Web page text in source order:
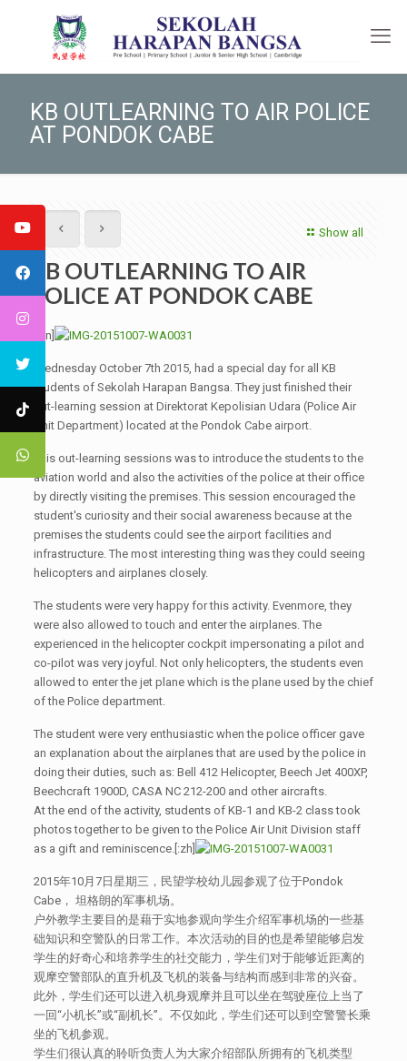
KB OUTLEARNING TO AIR POLICE
AT PONDOK CABE
Show all
KB OUTLEARNING TO AIR
POLICE AT PONDOK CABE
[:en]
Wednesday October 7th 2015, had a special day for all KB
students of Sekolah Harapan Bangsa. They just finished their
out-learning session at Direktorat Kepolisian Udara (Police Air
Unit Department) located at the Pondok Cabe airport.
This out-learning sessions was to introduce the students to the
aviation world and also the activities of the police at their office
by directly visiting the premises. This session encouraged the
student's curiosity and their social awareness because at the
premises the students could see the airport facilities and
infrastructure. The most interesting thing was they could seeing
helicopters and airplanes closely.
The students were very happy for this activity. Evenmore, they
were also allowed to touch and enter the airplanes. The
experienced in the helicopter cockpit impersonating a pilot and
co-pilot was very joyful. Not only helicopters, the students even
allowed to enter the jet plane which is the plane used by the chief
of the Police department.
The student were very enthusiastic when the police officer gave
an explanation about the airplanes that are used by the police in
doing their duties, such as: Bell 412 Helicopter, Beech Jet 400XP,
Beechcraft 1900D, CASA NC 212-200 and other aircrafts.
At the end of the activity, students of KB-1 and KB-2 class took
photos together to be given to the Police Air Unit Division staff
as a gift and reminiscence.[:zh]
2015年10月7日星期三，民望学校幼儿园参观了位于Pondok
Cabe， 坦格朗的军事机场。
户外教学主要目的是藉于实地参观向学生介绍军事机场的一些基
础知识和空警队的日常工作。本次活动的目的也是希望能够启发
学生的好奇心和培养学生的社交能力，学生们对于能够近距离的
观摩空警部队的直升机及飞机的装备与结构而感到非常的兴奋。
此外，学生们还可以进入机身观摩并且可以坐在驾驶座位上当了
一回“小机长”或“副机长”。不仅如此，学生们还可以到空警警长乘
坐的飞机参观。
学生们很认真的聆听负责人为大家介绍部队所拥有的飞机类型